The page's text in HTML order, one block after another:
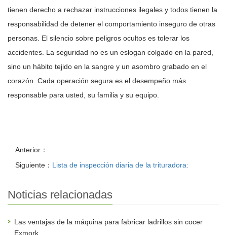
tienen derecho a rechazar instrucciones ilegales y todos tienen la
responsabilidad de detener el comportamiento inseguro de otras
personas. El silencio sobre peligros ocultos es tolerar los
accidentes. La seguridad no es un eslogan colgado en la pared,
sino un hábito tejido en la sangre y un asombro grabado en el
corazón. Cada operación segura es el desempeño más
responsable para usted, su familia y su equipo.
Anterior：
Siguiente： Lista de inspección diaria de la trituradora:
Noticias relacionadas
Las ventajas de la máquina para fabricar ladrillos sin cocer
Exmork